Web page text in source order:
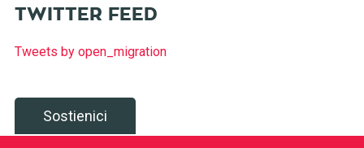
TWITTER FEED
Tweets by open_migration
Sostienici